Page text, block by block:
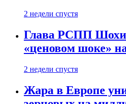
2 недели спустя
Глава РСПП
«ценовом шоке»
2 недели спустя
Жара в Европе